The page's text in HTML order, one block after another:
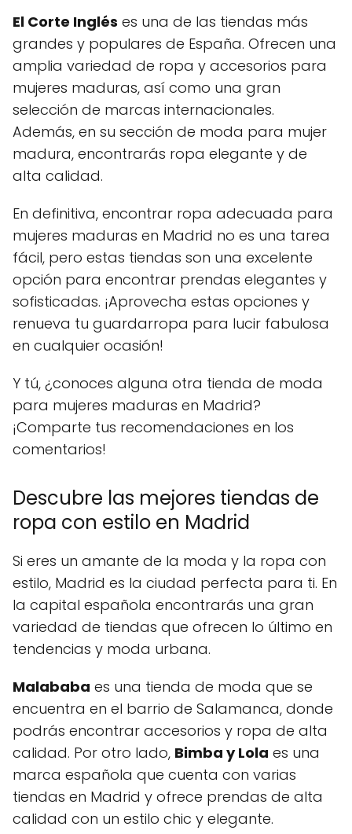
El Corte Inglés es una de las tiendas más
grandes y populares de España. Ofrecen una
amplia variedad de ropa y accesorios para
mujeres maduras, así como una gran
selección de marcas internacionales.
Además, en su sección de moda para mujer
madura, encontrarás ropa elegante y de
alta calidad.
En definitiva, encontrar ropa adecuada para
mujeres maduras en Madrid no es una tarea
fácil, pero estas tiendas son una excelente
opción para encontrar prendas elegantes y
sofisticadas. ¡Aprovecha estas opciones y
renueva tu guardarropa para lucir fabulosa
en cualquier ocasión!
Y tú, ¿conoces alguna otra tienda de moda
para mujeres maduras en Madrid?
¡Comparte tus recomendaciones en los
comentarios!
Descubre las mejores tiendas de
ropa con estilo en Madrid
Si eres un amante de la moda y la ropa con
estilo, Madrid es la ciudad perfecta para ti. En
la capital española encontrarás una gran
variedad de tiendas que ofrecen lo último en
tendencias y moda urbana.
Malababa es una tienda de moda que se
encuentra en el barrio de Salamanca, donde
podrás encontrar accesorios y ropa de alta
calidad. Por otro lado, Bimba y Lola es una
marca española que cuenta con varias
tiendas en Madrid y ofrece prendas de alta
calidad con un estilo chic y elegante.